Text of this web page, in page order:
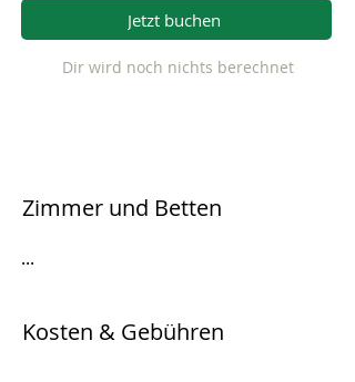
Jetzt buchen
Dir wird noch nichts berechnet
Zimmer und Betten
...
Kosten & Gebühren